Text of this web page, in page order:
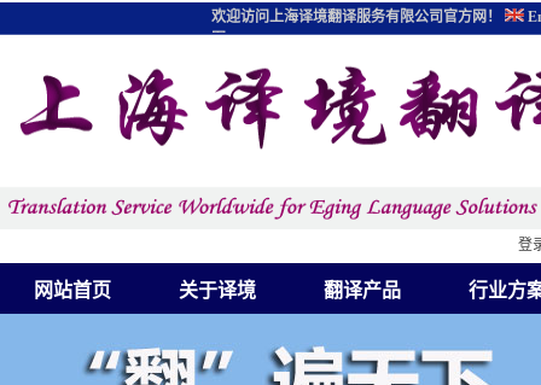
网站首页 关于译境 翻译产品 行业方
登
欢迎访问上海译境翻译服务有限公司官方网！
图